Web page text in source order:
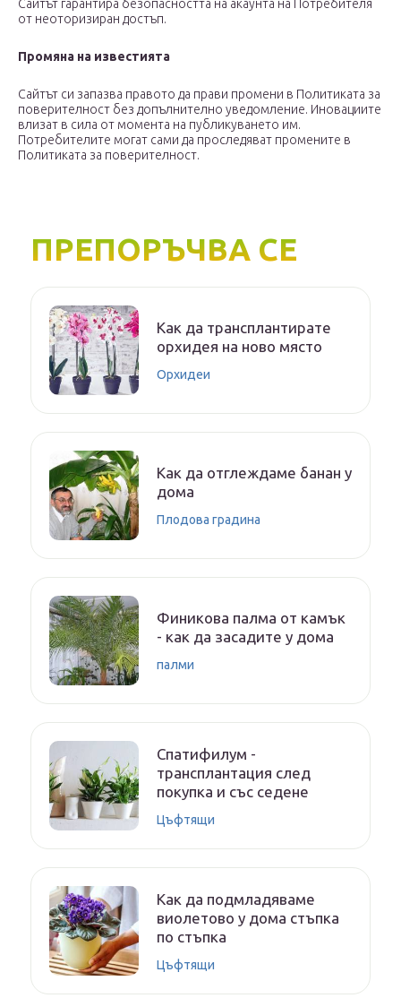
Сайтът гарантира безопасността на акаунта на Потребителя
от неоторизиран достъп.
Промяна на известията
Сайтът си запазва правото да прави промени в Политиката за
поверителност без допълнително уведомление. Иновациите
влизат в сила от момента на публикуването им.
Потребителите могат сами да проследяват промените в
Политиката за поверителност.
ПРЕПОРЪЧВА СЕ
Как да трансплантирате
орхидея на ново място
Орхидеи
Как да отглеждаме банан у
дома
Плодова градина
Финикова палма от камък
- как да засадите у дома
палми
Спатифилум -
трансплантация след
покупка и със седене
Цъфтящи
Как да подмладяваме
виолетово у дома стъпка
по стъпка
Цъфтящи